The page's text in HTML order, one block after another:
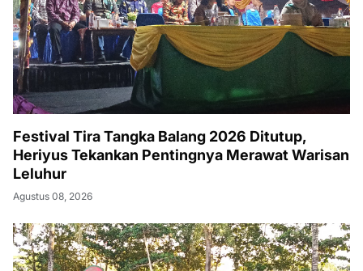
Festival Tira Tangka Balang 2026 Ditutup,
Heriyus Tekankan Pentingnya Merawat Warisan
Leluhur
Agustus 08, 2026